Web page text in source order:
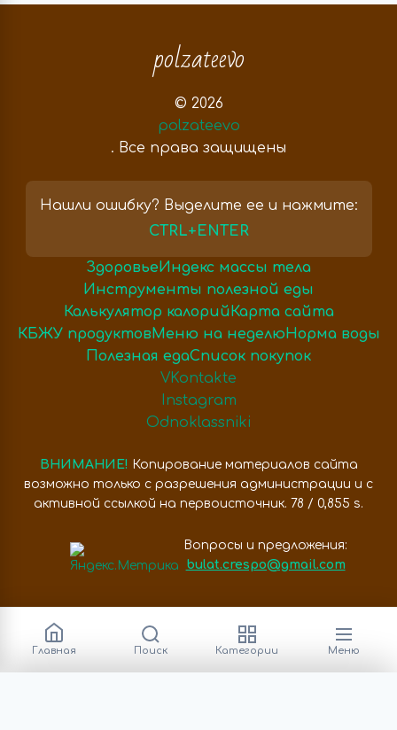
polzateevo
© 2026
polzateevo
. Все права защищены
Нашли ошибку? Выделите ее и нажмите:
CTRL+ENTER
Здоровье Индекс массы тела
Инструменты полезной еды
Калькулятор калорий Карта сайта
КБЖУ продуктов Меню на неделю Норма воды
Полезная едаСписок покупок
VKontakte
Instagram
Odnoklassniki
ВНИМАНИЕ! Копирование материалов сайта
возможно только с разрешения администрации и с
активной ссылкой на первоисточник. 78 / 0,855 s.
Вопросы и предложения:
bulat.crespo@gmail.com
Главная Поиск Категории Меню